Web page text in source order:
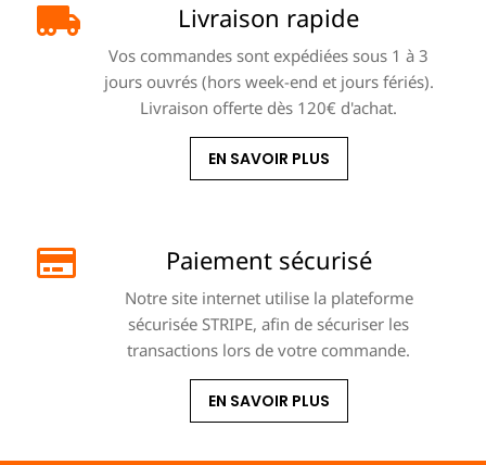
Livraison rapide
Vos commandes sont expédiées sous 1 à 3
jours ouvrés (hors week-end et jours fériés).
Livraison offerte dès 120€ d'achat.
EN SAVOIR PLUS
Paiement sécurisé
Notre site internet utilise la plateforme
sécurisée STRIPE, afin de sécuriser les
transactions lors de votre commande.
EN SAVOIR PLUS